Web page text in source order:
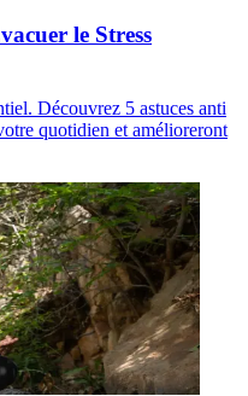
le Stress
Découvrez 5 astuces anti
quotidien et amélioreront